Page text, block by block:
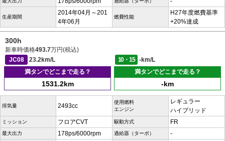
生産期間
2014年04月～201
4年06月
燃費性能
H27年度燃費基準
+20%達成
300h
新車時価格493.7万円(税込)
JC08
23.2km/L 10・15
-km/L
満タンでどこまで走る？
1531.2km
満タンでどこまで走る？
-km
排気量 2493cc
使用燃料
エンジン
レギュラー
ハイブリッド
ミッション フロアCVT 駆動方式 FR
最大出力 178ps/6000rpm 過給器（ターボ） -